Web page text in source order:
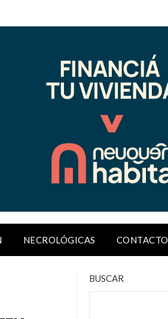
NECROLÓGICAS CONTACTO
BUSCAR